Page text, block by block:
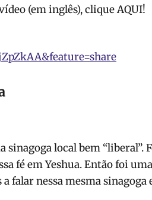
(em inglês), clique AQUI!
local bem “liberal”.
fé em Yeshua. Então foi uma
falar nessa mesma sinagoga